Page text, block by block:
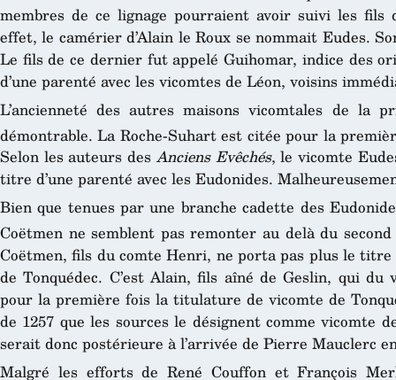
membres de ce lignage pourraient avoir suivi les fils
effet, le camérier d’Alain le Roux se nommait Eudes.
Le fils de ce dernier fut appelé Guihomar, indice des
d’une parenté avec les vicomtes de Léon, voisins
L’ancienneté des autres maisons vicomtales de la
démontrable. La Roche-Suhart est citée pour la
Selon les auteurs des Anciens Evêchés, le vicomte
titre d’une parenté avec les Eudonides.
Bien que tenues par une branche cadette des
Coëtmen ne semblent pas remonter au delà du
Coëtmen, fils du comte Henri, ne porta pas plus le
de Tonquédec. C’est Alain, fils aîné de Geslin, qui
pour la première fois la titulature de vicomte de
de 1257 que les sources le désignent comme vicomte
serait donc postérieure à l’arrivée de Pierre Mauclerc
Malgré les efforts de René Couffon et François